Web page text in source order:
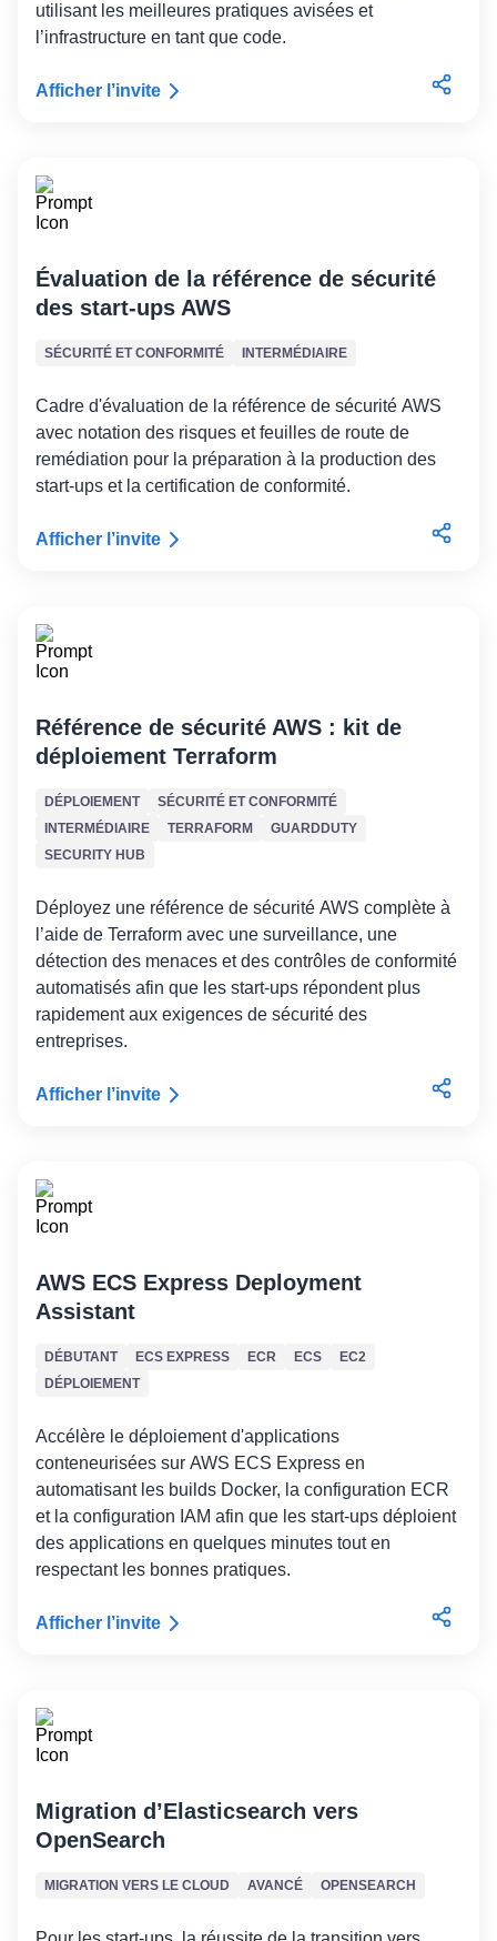
utilisant les meilleures pratiques avisées et
l’infrastructure en tant que code.
Afficher l’invite
Évaluation de la référence de sécurité
des start-ups AWS
SÉCURITÉ ET CONFORMITÉ INTERMÉDIAIRE
Cadre d'évaluation de la référence de sécurité AWS
avec notation des risques et feuilles de route de
remédiation pour la préparation à la production des
start-ups et la certification de conformité.
Afficher l’invite
Référence de sécurité AWS : kit de
déploiement Terraform
DÉPLOIEMENT
SÉCURITÉ ET CONFORMITÉ
INTERMÉDIAIRE
TERRAFORM
GUARDDUTY
SECURITY HUB
Déployez une référence de sécurité AWS complète à
l’aide de Terraform avec une surveillance, une
détection des menaces et des contrôles de conformité
automatisés afin que les start-ups répondent plus
rapidement aux exigences de sécurité des
entreprises.
Afficher l’invite
AWS ECS Express Deployment
Assistant
DÉBUTANT ECS EXPRESS ECR ECS
EC2
DÉPLOIEMENT
Accélère le déploiement d'applications
conteneurisées sur AWS ECS Express en
automatisant les builds Docker, la configuration ECR
et la configuration IAM afin que les start-ups déploient
des applications en quelques minutes tout en
respectant les bonnes pratiques.
Afficher l’invite
Migration d’Elasticsearch vers
OpenSearch
MIGRATION VERS LE CLOUD AVANCÉ OPENSEARCH